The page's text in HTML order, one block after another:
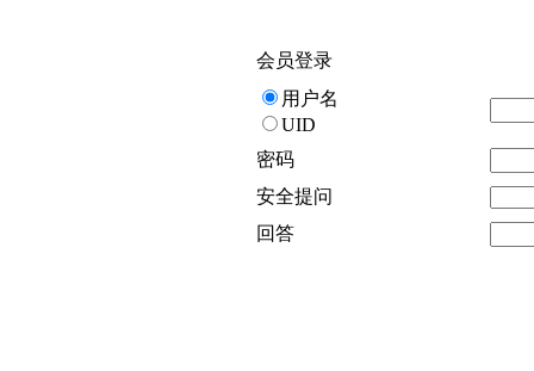
会员登录
用户名
UID
密码
安全提问
回答